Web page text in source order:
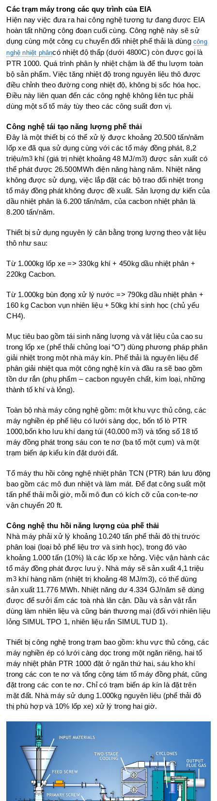
Các trạm máy trong các quy trình của EIA
Hiện nay việc đưa ra hai công nghệ tương tự đang được EIA
hoàn tất những công đoạn cuối cùng. Công nghệ này sẽ sử
dụng cùng một công cụ chuyển đổi nhiệt phế thải là dùngcông
nghệ nhiệt phâncó nhiệt độ thấp (dưới 4800C) còn được gọi là
PTR 1000. Quá trình phân ly nhiệt chậm là để thu lượm toàn
bộ sản phẩm. Việc tăng nhiệt độ trong nguyên liệu thô được
điều chỉnh theo đường cong nhiệt độ, không bị sốc hóa học.
Điều này liên quan đến các công nghệ không liên tục phải
dùng một số tổ máy tùy theo các công suất đơn vị.
Công nghệ tái tạo năng lượng phế thải
Đây là một thiết bị có thể xử lý được khoảng 20.500 tấn/năm
lốp xe đã qua sử dụng cùng với các tổ máy đồng phát, 8,2
triệu/m3 khí (giá trị nhiệt khoảng 48 MJ/m3) được sản xuất có
thể phát được 26.500MWh điện năng hàng năm. Nhiệt năng
không được sử dụng, việc lắp đặt các bộ trao đổi nhiệt trong
tổ máy đồng phát không được đề xuất. Sản lượng dự kiến của
dầu nhiệt phân là 6.200 tấn/năm, của cacbon nhiệt phân là
8.200 tấn/năm.
Thiết bị sử dụng nguyên lý cân bằng trọng lượng theo vật liệu
thô như sau:
Từ 1.000kg lốp xe => 330kg khí + 450kg dầu nhiệt phân +
220kg Cacbon.
Từ 1.000kg bùn đọng xử lý nước => 790kg dầu nhiệt phân +
160 kg Cacbon vụn nhiên liệu + 50kg khí sinh học (chủ yếu
CH4).
Mục tiêu bao gồm tái sinh năng lượng và vật liệu của cao su
trong lốp xe (phế thải chủng loại “O”) dùng phương pháp phân
giải nhiệt trong một nhà máy kín. Phế thải là nguyên liệu để
phân giải nhiệt qua một công nghệ kín và đầu ra sẽ bao gồm
tồn dư rắn (phụ phẩm – cacbon nguyên chất, kim loại, những
thành tố khí và lỏng).
Toàn bộ nhà máy công nghệ gồm: một khu vực thủ công, các
máy nghiền ép phế liệu có lưới sàng dọc, bốn tổ lò PTR
1000,bốn kho lưu khí dạng túi (40.000 m3) và tổng số 18 tổ
máy đồng phát trong sáu con te nơ (ba tổ một cụm) và một
trạm biến áp kiểu kín đặt dưới đất.
Tổ máy thu hồi công nghệ nhiệt phân TCN (PTR) bán lưu động
bao gồm các mô đun nhiệt và làm mát. Để đạt công suất một
tấn phế thải mỗi giờ, mỗi mô đun có kích cỡ của con-te-nơ
vận chuyển 20 ft.
Công nghệ thu hồi năng lượng của phế thải
Nhà máy phải xử lý khoảng 10.240 tấn phế thải đô thị trước
phân loại (loại bỏ phế liệu trơ và sinh học), trong đó vào
khoảng 1.000 tấn (10%) là các lốp xe hỏng. Việc vận hành các
tổ máy đồng phát được lưu ý. Nhà máy sẽ sản xuất 4,1 triệu
m3khí hàng năm (nhiệt trị khoảng 48 MJ/m3), có thể dùng
sản xuất 11.776 MWh. Nhiệt năng dư 4.334 GJ/năm sẽ dùng
được để sưởi ấm các toà nhà lân cận. Dầu và sản vật rắn
dùng làm nhiên liệu và cũng bán thương mại (đối với nhiên liệu
lỏng SIMUL TPO 1, nhiên liệu rắn SIMUL TUD 1).
Thiết bị công nghệ trong trạm bao gồm: khu vực thủ công, các
máy nghiền ép có lưới càng dọc trong một ngăn riêng, hai tổ
máy nhiệt phân PTR 1000 đặt ở ngăn thứ hai, sáu kho khí
trong các con te nơ và tổng cộng tám tổ máy đồng phát, cũng
đặt trong các con te nơ. Chỉ có trạm biến áp kín là đặt trên
mặt đất. Nhà máy sử dụng 1.000kg nguyên liệu (phế thải đô
thị phù hợp và 10% lốp xe) xử lý trong hai giờ.